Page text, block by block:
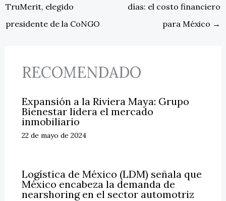
TruMerit, elegido
presidente de la CoNGO
días: el costo financiero
para México →
RECOMENDADO
Expansión a la Riviera Maya: Grupo
Bienestar lidera el mercado
inmobiliario
22 de mayo de 2024
Logística de México (LDM) señala que
México encabeza la demanda de
nearshoring en el sector automotriz